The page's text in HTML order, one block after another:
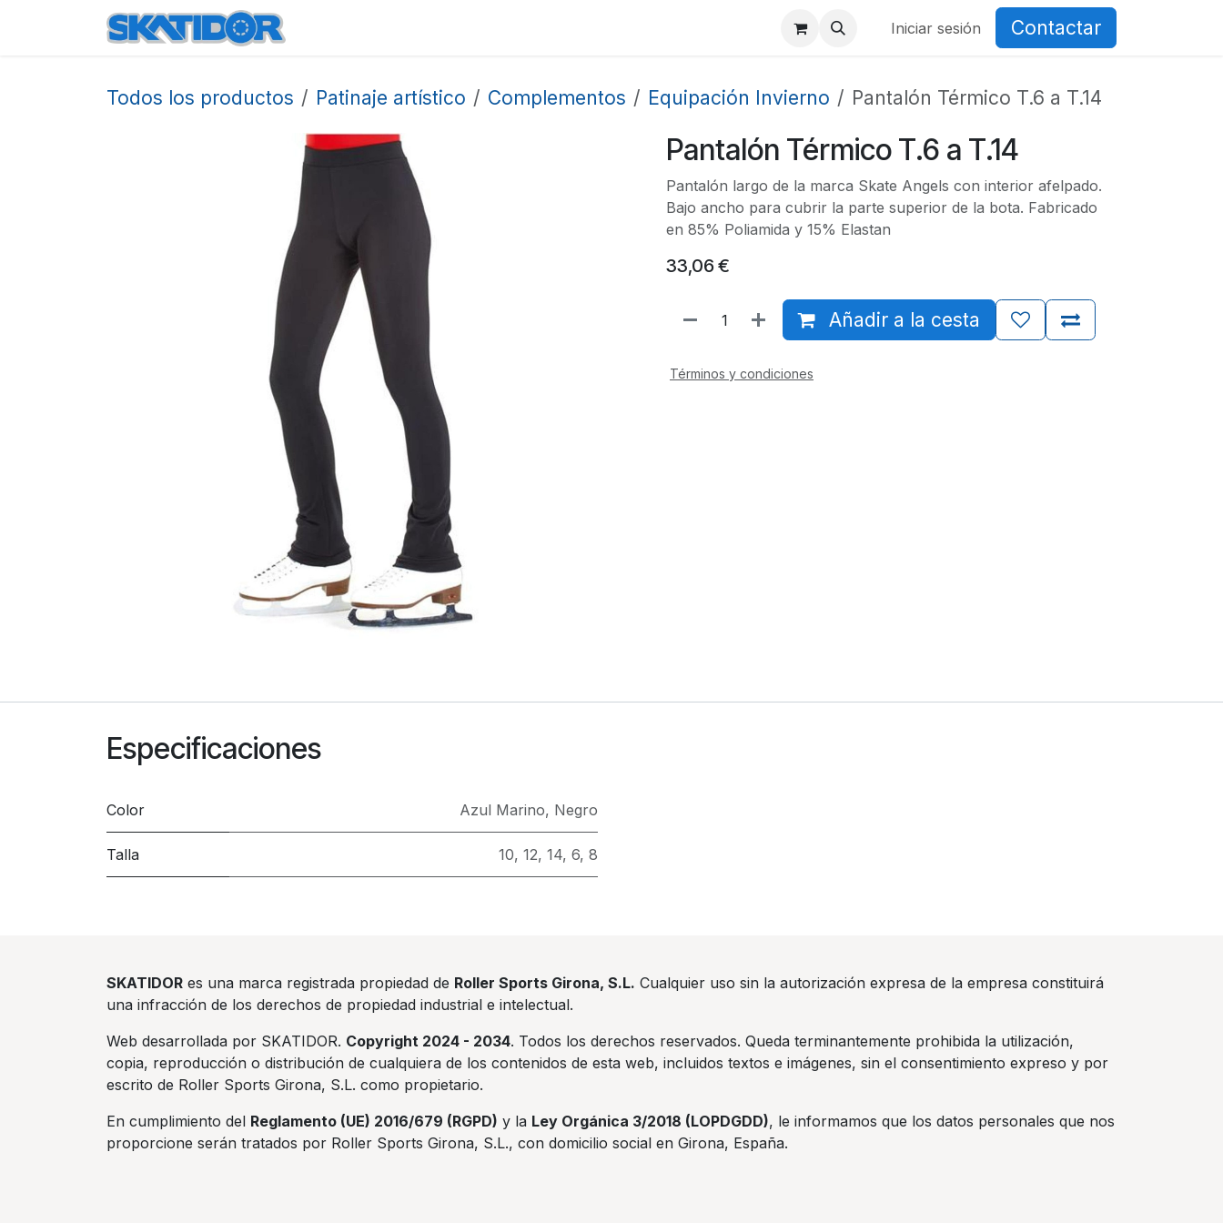
Ir al contenido
Iniciar sesión Contactar
Todos los productos Patinaje artístico Complementos Equipación Invierno Pantalón Térmico T.6 a T.14
Pantalón Térmico T.6 a T.14
Pantalón largo de la marca Skate Angels con interior afelpado.
Bajo ancho para cubrir la parte superior de la bota. Fabricado
en 85% Poliamida y 15% Elastan
33,06 €
Añadir a la cesta
Términos y condiciones
Especificaciones
Color Azul Marino, Negro
Talla 10, 12, 14, 6, 8
SKATIDOR es una marca registrada propiedad de Roller Sports Girona, S.L. Cualquier uso sin la autorización expresa de la empresa constituirá
una infracción de los derechos de propiedad industrial e intelectual.
Web desarrollada por SKATIDOR. Copyright 2024 - 2034. Todos los derechos reservados. Queda terminantemente prohibida la utilización,
copia, reproducción o distribución de cualquiera de los contenidos de esta web, incluidos textos e imágenes, sin el consentimiento expreso y por
escrito de Roller Sports Girona, S.L. como propietario.
En cumplimiento del Reglamento (UE) 2016/679 (RGPD) y la Ley Orgánica 3/2018 (LOPDGDD), le informamos que los datos personales que nos
proporcione serán tratados por Roller Sports Girona, S.L., con domicilio social en Girona, España.